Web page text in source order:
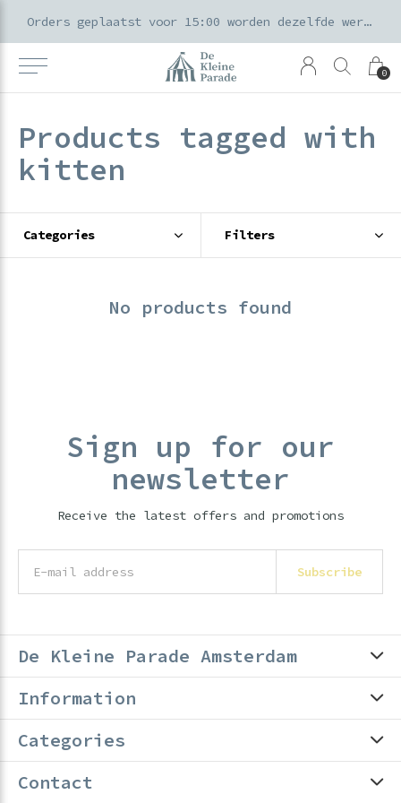
0
Orders geplaatst voor 15:00 worden dezelfde werkdag verzonden
Products tagged with
kitten
Categories Filters
No products found
Sign up for our
newsletter
Receive the latest offers and promotions
Subscribe
De Kleine Parade Amsterdam
Information
Categories
Contact